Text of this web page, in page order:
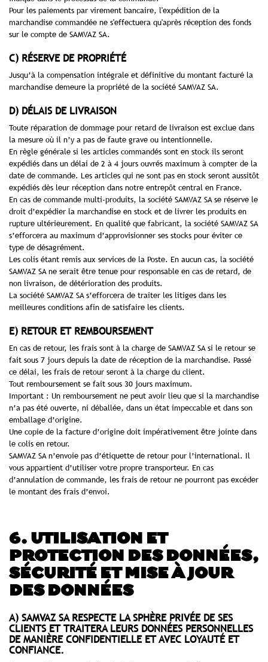
Pour les paiements par virement bancaire, l'expédition de la
marchandise commandée ne s'effectuera qu'après réception des fonds
sur le compte de SAMVAZ SA.
C) RÉSERVE DE PROPRIÉTÉ
Jusqu’à la compensation intégrale et définitive du montant facturé la
marchandise demeure la propriété de la société SAMVAZ SA.
D) DÉLAIS DE LIVRAISON
Toute réparation de dommage pour retard de livraison est exclue dans
la mesure où il n’y a pas de faute grave ou intentionnelle.
En règle générale si les articles commandés sont en stock ils seront
expédiés dans un délai de 2 à 4 jours ouvrés maximum à compter de la
date de commande. Les articles qui ne sont pas en stock seront aussitôt
expédiés dès leur réception dans notre entrepôt central en France.
En cas de commande multi-produits, la société SAMVAZ SA se réserve le
droit d’expédier la marchandise en stock et de livrer les produits en
rupture ultérieurement. En qualité que fabricant, la société SAMVAZ SA
s’efforcera au maximum d’approvisionner ses stocks pour éviter ce
type de désagrément.
Les colis étant remis aux services de la Poste. En aucun cas, la société
SAMVAZ SA ne serait être tenue pour responsable en cas de retard, de
non livraison, de détérioration des produits.
La société SAMVAZ SA s’efforcera de traiter les litiges dans les
meilleures conditions afin de satisfaire les clients.
E) RETOUR ET REMBOURSEMENT
En cas de retour, les frais sont à la charge de SAMVAZ SA si le retour se
fait sous 7 jours depuis la date de réception de la marchandise. Passé
ce délai, les frais de retour seront à la charge du client.
Tout remboursement se fait sous 30 jours maximum.
Important : Un remboursement ne peut avoir lieu que si la marchandise
n’a pas été ouverte, ni déballée, dans un état impeccable et dans son
emballage d’origine.
Une copie de la facture d’origine doit impérativement être jointe dans
le colis en retour.
SAMVAZ SA n’envoie pas d’étiquette de retour pour l’international. Il
vous appartient d’utiliser votre propre transporteur. En cas
d’annulation de commande, les frais de retour ne pourront pas excéder
le montant des frais d’envoi.
6. UTILISATION ET
PROTECTION DES DONNÉES,
SÉCURITÉ ET MISE À JOUR
DES DONNÉES
A) SAMVAZ SA RESPECTE LA SPHÈRE PRIVÉE DE SES
CLIENTS ET TRAITERA LEURS DONNÉES PERSONNELLES
DE MANIÈRE CONFIDENTIELLE ET AVEC LOYAUTÉ ET
CONFIANCE.